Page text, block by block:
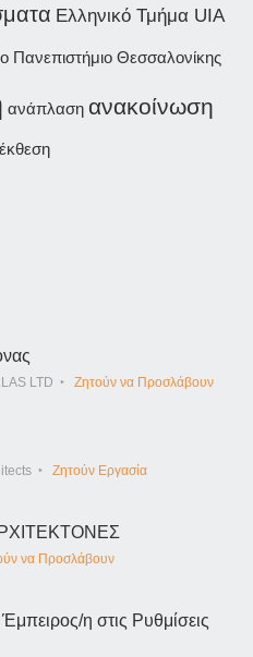
Ελληνικό Τμήμα UIA
Πανεπιστήμιο Θεσσαλονίκης
ανάπλαση ανακοίνωση
έκθεση
LTD Ζητούν να Προσλάβουν
Ζητούν Εργασία
να Προσλάβουν
η στις Ρυθμίσεις